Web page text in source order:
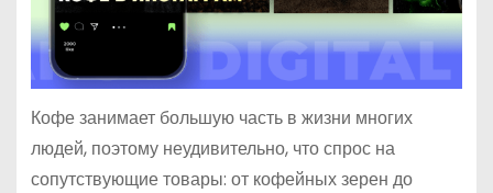
Кофе занимает большую часть в жизни многих
людей, поэтому неудивительно, что спрос на
сопутствующие товары: от кофейных зерен до